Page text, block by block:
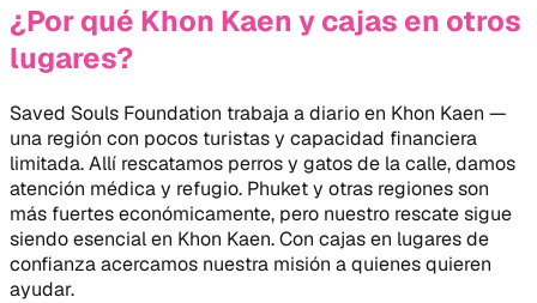
¿Por qué Khon Kaen y cajas en otros
lugares?
Saved Souls Foundation trabaja a diario en Khon Kaen —
una región con pocos turistas y capacidad financiera
limitada. Allí rescatamos perros y gatos de la calle, damos
atención médica y refugio. Phuket y otras regiones son
más fuertes económicamente, pero nuestro rescate sigue
siendo esencial en Khon Kaen. Con cajas en lugares de
confianza acercamos nuestra misión a quienes quieren
ayudar.